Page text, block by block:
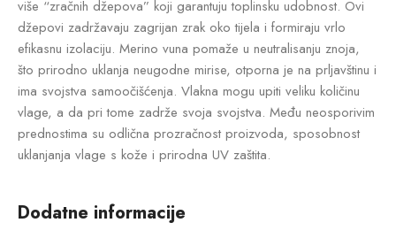
više “zračnih džepova” koji garantuju toplinsku udobnost. Ovi
džepovi zadržavaju zagrijan zrak oko tijela i formiraju vrlo
efikasnu izolaciju. Merino vuna pomaže u neutralisanju znoja,
što prirodno uklanja neugodne mirise, otporna je na prljavštinu i
ima svojstva samoočišćenja. Vlakna mogu upiti veliku količinu
vlage, a da pri tome zadrže svoja svojstva. Među neosporivim
prednostima su odlična prozračnost proizvoda, sposobnost
uklanjanja vlage s kože i prirodna UV zaštita.
Dodatne informacije